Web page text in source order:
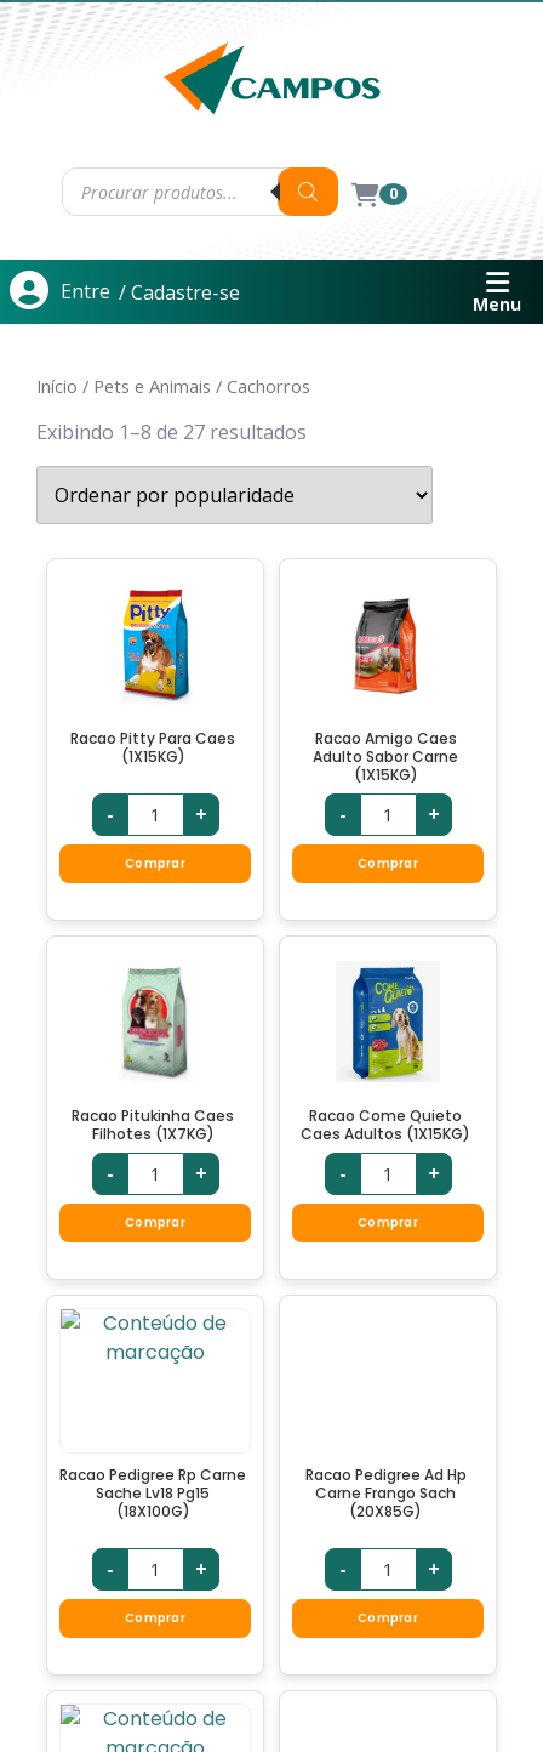
0
Entre / Cadastre-se Menu
Início / Pets e Animais / Cachorros
Exibindo 1–8 de 27 resultados
Racao Pitty Para Caes
(1X15KG)
- +
Comprar
Racao Amigo Caes
Adulto Sabor Carne
(1X15KG)
- +
Comprar
Racao Pitukinha Caes
Filhotes (1X7KG)
- +
Comprar
Racao Come Quieto
Caes Adultos (1X15KG)
- +
Comprar
Racao Pedigree Rp Carne
Sache Lv18 Pg15
(18X100G)
- +
Comprar
Racao Pedigree Ad Hp
Carne Frango Sach
(20X85G)
- +
Comprar